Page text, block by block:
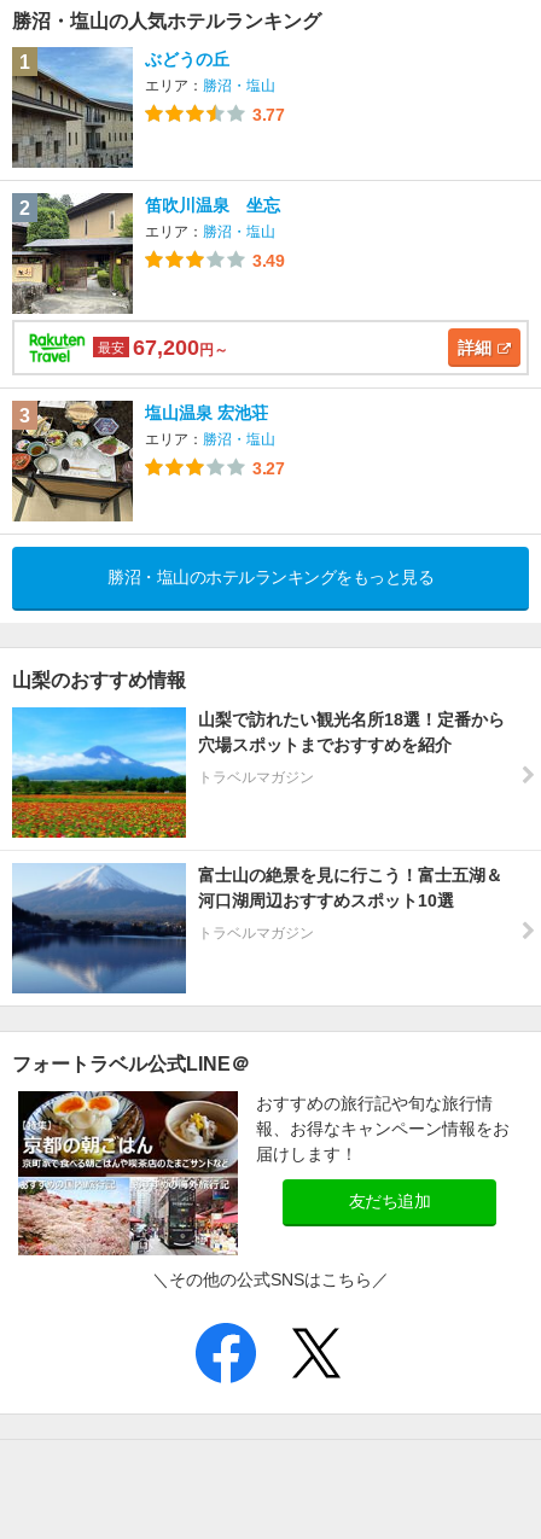
勝沼・塩山の人気ホテルランキング
1
ぶどうの丘
エリア： 勝沼・塩山
3.77
2 笛吹川温泉 坐忘
エリア： 勝沼・塩山
3.49
最安 67,200円～ 詳細
3 塩山温泉 宏池荘
エリア： 勝沼・塩山
3.27
勝沼・塩山のホテルランキングをもっと見る
山梨のおすすめ情報
山梨で訪れたい観光名所18選！定番から
穴場スポットまでおすすめを紹介
トラベルマガジン
富士山の絶景を見に行こう！富士五湖＆
河口湖周辺おすすめスポット10選
トラベルマガジン
フォートラベル公式LINE＠
おすすめの旅行記や旬な旅行情
報、お得なキャンペーン情報をお
届けします！
友だち追加
＼その他の公式SNSはこちら／